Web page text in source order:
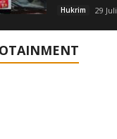
Hukrim 29